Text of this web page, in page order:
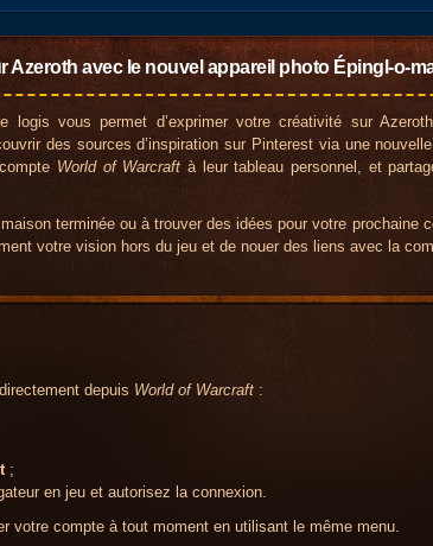
Azeroth avec le nouvel appareil photo Épingl-o-
logis vous permet d’exprimer votre créativité sur
des sources d’inspiration sur Pinterest via une
World of Warcraft à leur tableau personnel, et
terminée ou à trouver des idées pour votre prochaine
votre vision hors du jeu et de nouer des liens avec la
directement depuis World of Warcraft :
;
en jeu et autorisez la connexion.
votre compte à tout moment en utilisant le même menu.